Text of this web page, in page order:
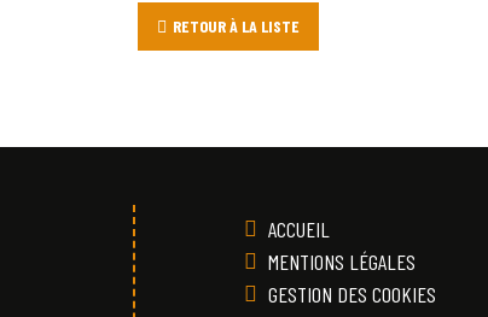
RETOUR À LA LISTE
ACCUEIL
MENTIONS LÉGALES
GESTION DES COOKIES